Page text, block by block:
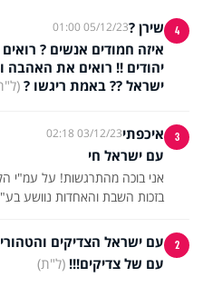
4 שירן ?05/12/23 01:00
איזה חמודים אנשים ?
יהודים !! רואים את
ישראל ?? באמת ריגשו ?
3 איכפתי03/12/23 02:18
עם ישראל חי
בזכות השבת והאחדות נוושע
2 עם ישראל הצדיקים
עם של צדיקים!!! (ל"ת)